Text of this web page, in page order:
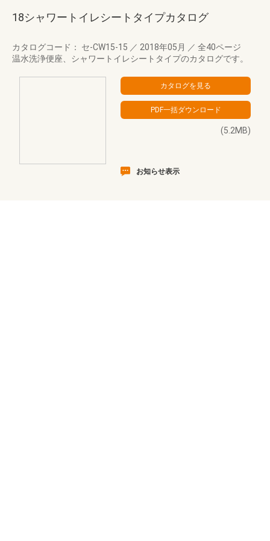
18シャワートイレシートタイプカタログ
カタログコード： セ-CW15-15 ／ 2018年05月 ／ 全40ページ
温水洗浄便座、シャワートイレシートタイプのカタログです。
(5.2MB)
お知らせ表示